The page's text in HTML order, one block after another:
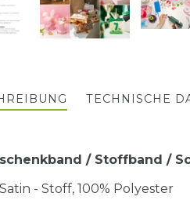
TECHNISCHE
/ Stoffband /
- Stoff, 100% Polyester